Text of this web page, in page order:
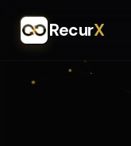
RecurX